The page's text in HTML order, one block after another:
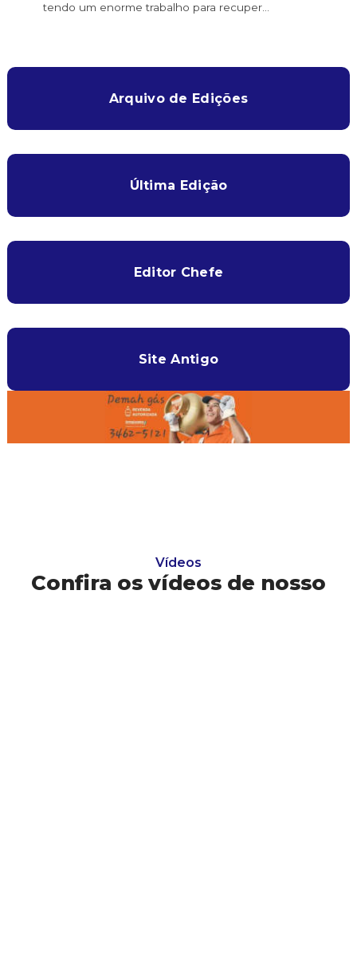
tendo um enorme trabalho para recuper...
Arquivo de Edições
Última Edição
Editor Chefe
Site Antigo
Vídeos
Confira os vídeos de nosso